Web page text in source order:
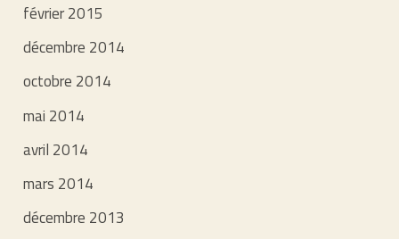
février 2015
décembre 2014
octobre 2014
mai 2014
avril 2014
mars 2014
décembre 2013